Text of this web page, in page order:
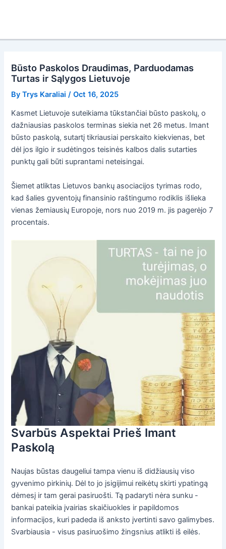
Būsto Paskolos Draudimas, Parduodamas
Turtas ir Sąlygos Lietuvoje
ByTrys Karaliai /Oct 16, 2025
Kasmet Lietuvoje suteikiama tūkstančiai būsto paskolų, o
dažniausias paskolos terminas siekia net 26 metus. Imant
būsto paskolą, sutartį tikriausiai perskaito kiekvienas, bet
dėl jos ilgio ir sudėtingos teisinės kalbos dalis sutarties
punktų gali būti suprantami neteisingai.
Šiemet atliktas Lietuvos bankų asociacijos tyrimas rodo,
kad šalies gyventojų finansinio raštingumo rodiklis išlieka
vienas žemiausių Europoje, nors nuo 2019 m. jis pagerėjo 7
procentais.
Svarbūs Aspektai Prieš Imant
Paskolą
Naujas būstas daugeliui tampa vienu iš didžiausių viso
gyvenimo pirkinių. Dėl to jo įsigijimui reikėtų skirti ypatingą
dėmesį ir tam gerai pasiruošti. Tą padaryti nėra sunku -
bankai pateikia įvairias skaičiuokles ir papildomos
informacijos, kuri padeda iš anksto įvertinti savo galimybes.
Svarbiausia - visus pasiruošimo žingsnius atlikti iš eilės.